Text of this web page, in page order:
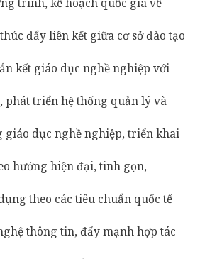
đẩy liên kết giữa cơ sở đào tạo
kết giáo dục nghề nghiệp với
triển hệ thống quản lý và
giáo dục nghề nghiệp, triển khai
hướng hiện đại, tinh gọn,
theo các tiêu chuẩn quốc tế
thông tin, đẩy mạnh hợp tác